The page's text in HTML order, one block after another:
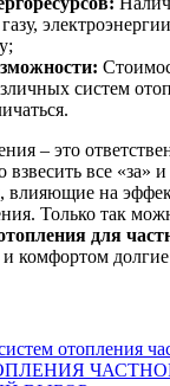
систем
– это
все «за»
влияющие на
Только так
для
и комфортом
отопления